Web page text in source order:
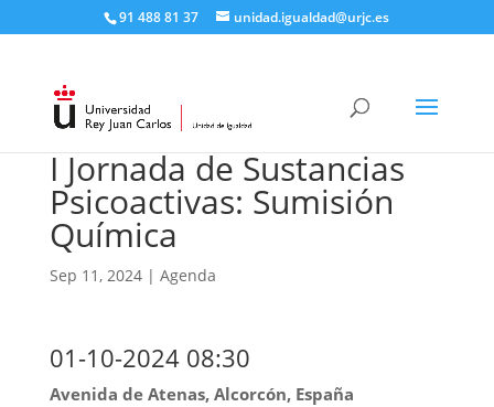
91 488 81 37 unidad.igualdad@urjc.es
I Jornada de Sustancias
Psicoactivas: Sumisión
Química
Sep 11, 2024| Agenda
01-10-2024 08:30
Avenida de Atenas, Alcorcón, España